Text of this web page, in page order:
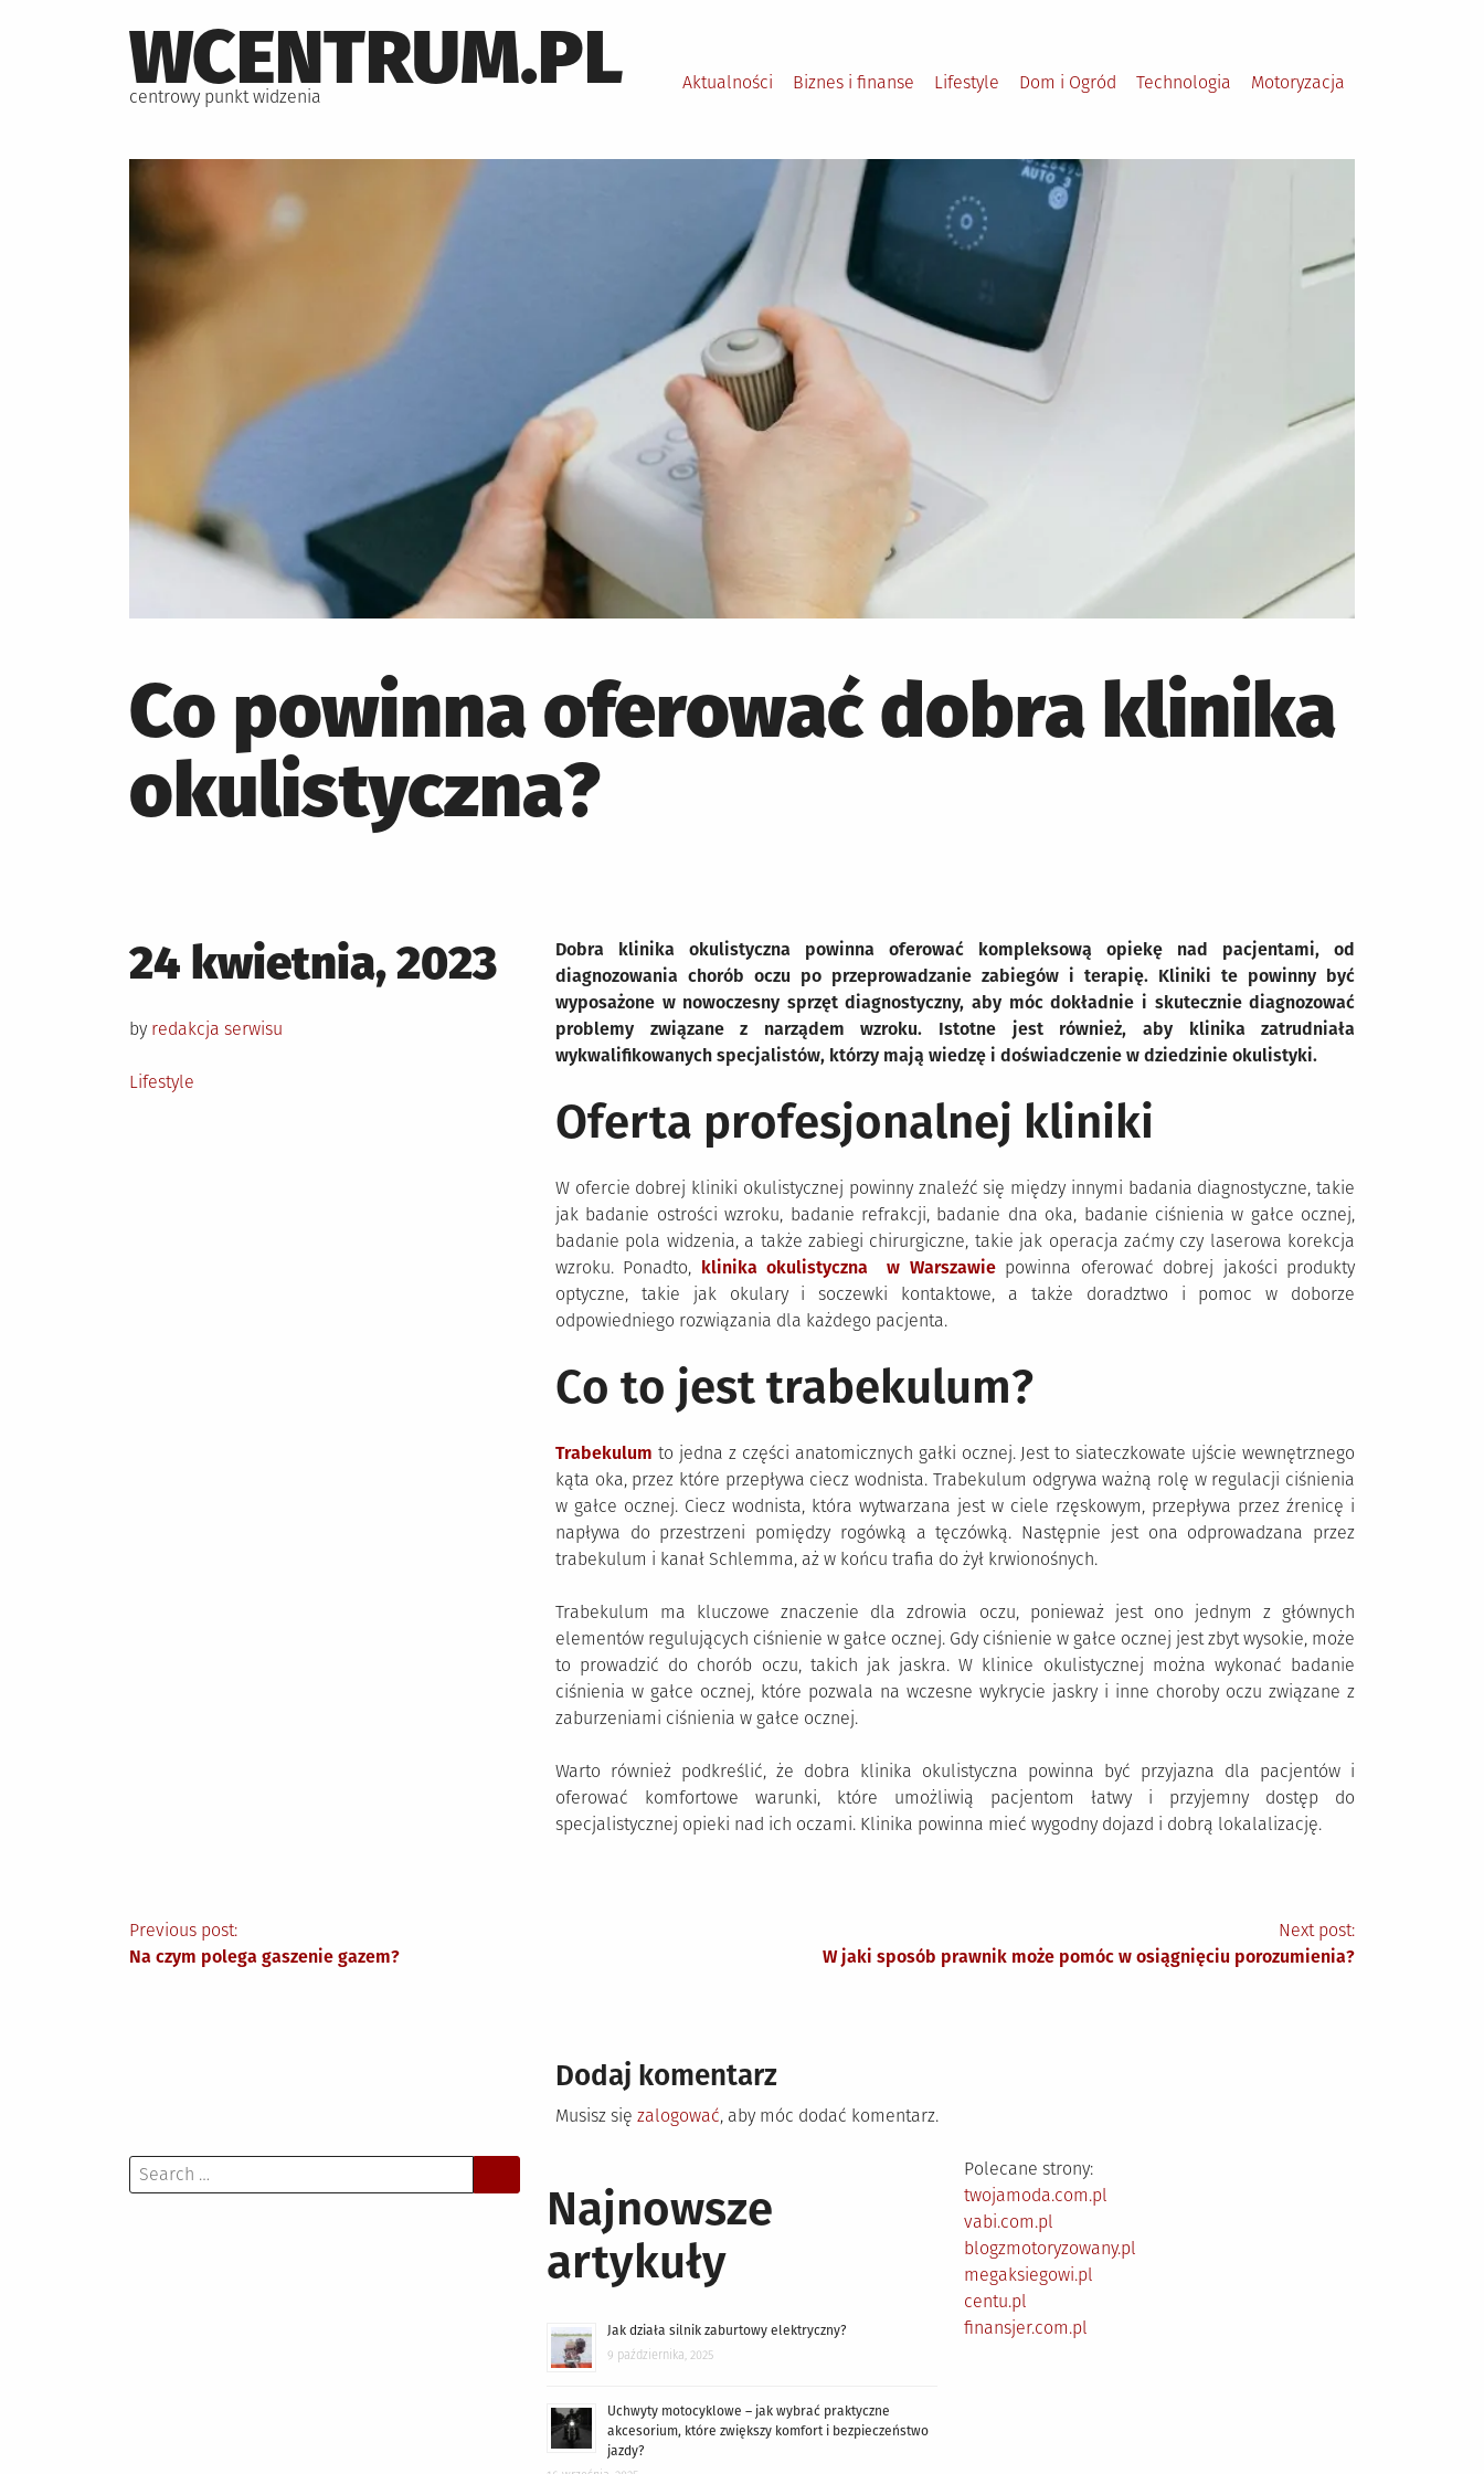
to
content
WCENTRUM.PL
centrowy punkt widzenia
Aktualności Biznes i finanse Lifestyle Dom i Ogród Technologia Motoryzacja
Co powinna oferować dobra klinika
okulistyczna?
Posted
on
24 kwietnia, 2023
by redakcja serwisu
Posted
Lifestyle
Dobra klinika okulistyczna powinna oferować kompleksową opiekę nad pacjentami, od
diagnozowania chorób oczu po przeprowadzanie zabiegów i terapię. Kliniki te powinny być
wyposażone w nowoczesny sprzęt diagnostyczny, aby móc dokładnie i skutecznie diagnozować
problemy związane z narządem wzroku. Istotne jest również, aby klinika zatrudniała
wykwalifikowanych specjalistów, którzy mają wiedzę i doświadczenie w dziedzinie okulistyki.
Oferta profesjonalnej kliniki
W ofercie dobrej kliniki okulistycznej powinny znaleźć się między innymi badania diagnostyczne, takie
jak badanie ostrości wzroku, badanie refrakcji, badanie dna oka, badanie ciśnienia w gałce ocznej,
badanie pola widzenia, a także zabiegi chirurgiczne, takie jak operacja zaćmy czy laserowa korekcja
wzroku. Ponadto,
klinika okulistyczna w Warszawie powinna oferować dobrej jakości produkty
optyczne, takie jak okulary i soczewki kontaktowe, a także doradztwo i pomoc w doborze
odpowiedniego rozwiązania dla każdego pacjenta.
Co to jest trabekulum?
Trabekulum to jedna z części anatomicznych gałki ocznej. Jest to siateczkowate ujście wewnętrznego
kąta oka, przez które przepływa ciecz wodnista. Trabekulum odgrywa ważną rolę w regulacji ciśnienia
w gałce ocznej. Ciecz wodnista, która wytwarzana jest w ciele rzęskowym, przepływa przez źrenicę i
napływa do przestrzeni pomiędzy rogówką a tęczówką. Następnie jest ona odprowadzana przez
trabekulum i kanał Schlemma, aż w końcu trafia do żył krwionośnych.
Trabekulum ma kluczowe znaczenie dla zdrowia oczu, ponieważ jest ono jednym z głównych
elementów regulujących ciśnienie w gałce ocznej. Gdy ciśnienie w gałce ocznej jest zbyt wysokie, może
to prowadzić do chorób oczu, takich jak jaskra. W klinice okulistycznej można wykonać badanie
ciśnienia w gałce ocznej, które pozwala na wczesne wykrycie jaskry i inne choroby oczu związane z
zaburzeniami ciśnienia w gałce ocznej.
Warto również podkreślić, że dobra klinika okulistyczna powinna być przyjazna dla pacjentów i
oferować komfortowe warunki, które umożliwią pacjentom łatwy i przyjemny dostęp do
specjalistycznej opieki nad ich oczami. Klinika powinna mieć wygodny dojazd i dobrą lokalalizację.
Nawigacja
Previous post:
Na czym polega gaszenie gazem?
Next post:
W jaki sposób prawnik może pomóc w osiągnięciu porozumienia?
Dodaj komentarz
Musisz się zalogować, aby móc dodać komentarz.
Search
for:
Najnowsze
artykuły
Jak działa silnik zaburtowy elektryczny?
9 października, 2025
Uchwyty motocyklowe – jak wybrać praktyczne
akcesorium, które zwiększy komfort i bezpieczeństwo
jazdy?
Polecane strony:
twojamoda.com.pl
vabi.com.pl
blogzmotoryzowany.pl
megaksiegowi.pl
centu.pl
finansjer.com.pl